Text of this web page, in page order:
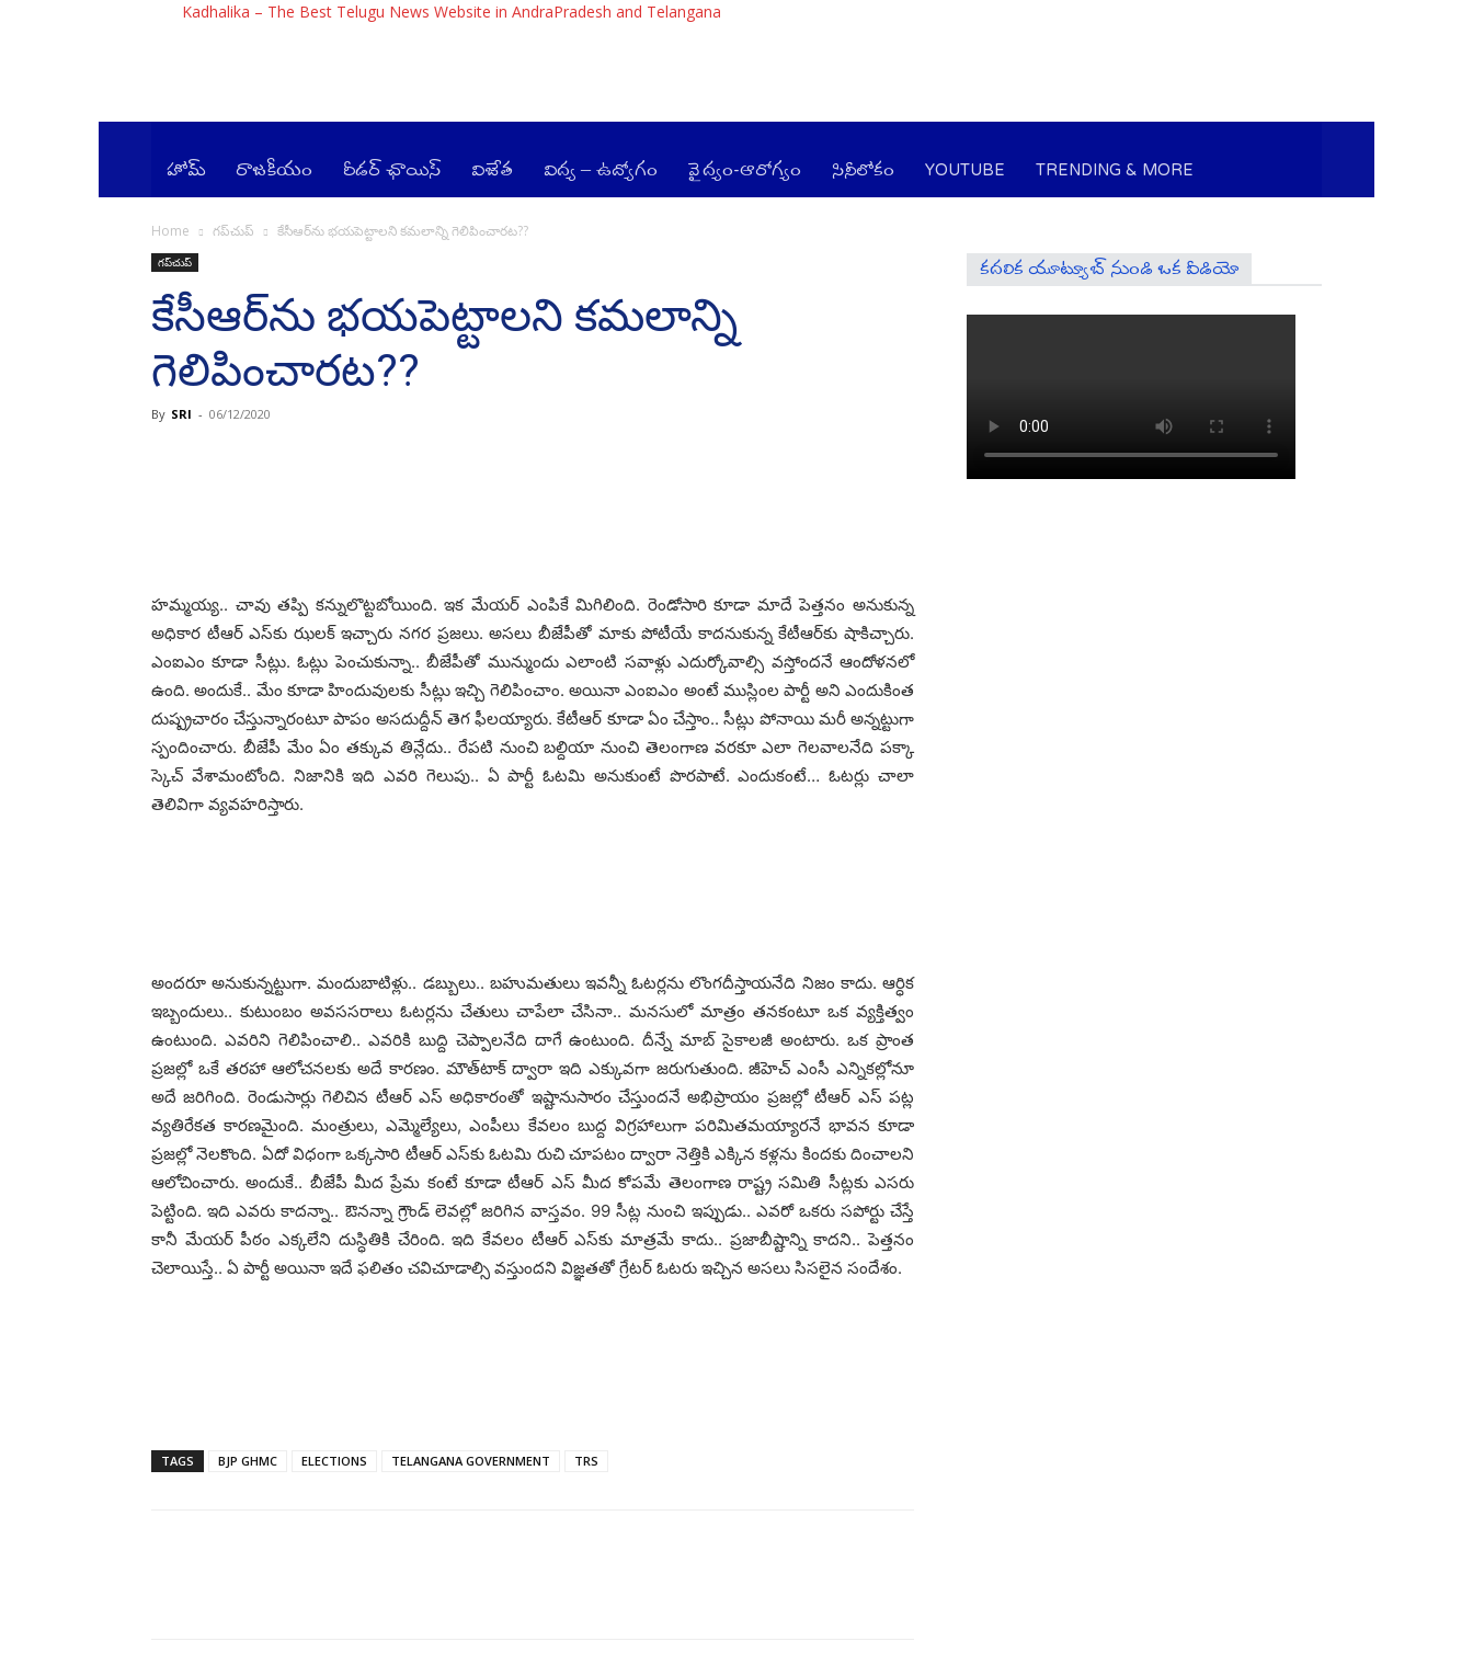
Kadhalika – The Best Telugu News Website in AndraPradesh and Telangana
హోమ్ రాజ‌కీయం రీడర్ ఛాయిస్ విజేత విద్య – ఉద్యోగం వైద్యం-ఆరోగ్యం సినీలోకం YOUTUBE TRENDING & MORE
Home గ‌ప్‌చుప్ కేసీఆర్‌ను భ‌య‌పెట్టాల‌ని క‌మ‌లాన్ని గెలిపించార‌ట‌??
గ‌ప్‌చుప్
కేసీఆర్‌ను భ‌య‌పెట్టాల‌ని క‌మ‌లాన్ని
గెలిపించార‌ట‌??
By SRI - 06/12/2020
హ‌మ్మ‌య్య‌.. చావు త‌ప్పి క‌న్నులొట్ట‌బోయింది. ఇక మేయ‌ర్ ఎంపికే మిగిలింది. రెండోసారి కూడా మాదే పెత్త‌నం అనుకున్న
అధికార టీఆర్ ఎస్‌కు ఝ‌ల‌క్ ఇచ్చారు న‌గ‌ర ప్ర‌జ‌లు. అస‌లు బీజేపీతో మాకు పోటీయే కాద‌నుకున్న కేటీఆర్‌కు షాకిచ్చారు.
ఎంఐఎం కూడా సీట్లు. ఓట్లు పెంచుకున్నా.. బీజేపీతో మున్ముందు ఎలాంటి స‌వాళ్లు ఎదుర్కోవాల్సి వ‌స్తోంద‌నే ఆందోళ‌న‌లో
ఉంది. అందుకే.. మేం కూడా హిందువుల‌కు సీట్లు ఇచ్చి గెలిపించాం. అయినా ఎంఐఎం అంటే ముస్లింల పార్టీ అని ఎందుకింత
దుష్ప్ర‌చారం చేస్తున్నారంటూ పాపం అస‌దుద్దీన్ తెగ ఫీల‌య్యారు. కేటీఆర్ కూడా ఏం చేస్తాం.. సీట్లు పోనాయి మ‌రీ అన్న‌ట్టుగా
స్పందించారు. బీజేపీ మేం ఏం త‌క్కువ తిన్లేదు.. రేప‌టి నుంచి బ‌ల్దియా నుంచి తెలంగాణ వ‌ర‌కూ ఎలా గెల‌వాల‌నేది ప‌క్కా
స్కెచ్ వేశామంటోంది. నిజానికి ఇది ఎవ‌రి గెలుపు.. ఏ పార్టీ ఓట‌మి అనుకుంటే పొర‌పాటే. ఎందుకంటే… ఓట‌ర్లు చాలా
తెలివిగా వ్య‌వ‌హ‌రిస్తారు.
అంద‌రూ అనుకున్న‌ట్టుగా. మందుబాటిళ్లు.. డ‌బ్బులు.. బ‌హుమ‌తులు ఇవ‌న్నీ ఓట‌ర్ల‌ను లొంగ‌దీస్తాయ‌నేది నిజం కాదు. ఆర్ధిక
ఇబ్బందులు.. కుటుంబం అవ‌స‌స‌రాలు ఓట‌ర్ల‌ను చేతులు చాపేలా చేసినా.. మ‌న‌సులో మాత్రం త‌న‌కంటూ ఒక వ్య‌క్తిత్వం
ఉంటుంది. ఎవ‌రిని గెలిపించాలి.. ఎవ‌రికి బుద్ది చెప్పాల‌నేది దాగే ఉంటుంది. దీన్నే మాబ్ సైకాల‌జీ అంటారు. ఒక ప్రాంత
ప్ర‌జ‌ల్లో ఒకే త‌ర‌హా ఆలోచ‌న‌ల‌కు అదే కార‌ణం. మౌత్‌టాక్ ద్వారా ఇది ఎక్కువ‌గా జ‌రుగుతుంది. జీహెచ్ ఎంసీ ఎన్నిక‌ల్లోనూ
అదే జ‌రిగింది. రెండుసార్లు గెలిచిన టీఆర్ ఎస్ అధికారంతో ఇష్టానుసారం చేస్తుంద‌నే అభిప్రాయం ప్ర‌జ‌ల్లో టీఆర్ ఎస్ ప‌ట్ల
వ్య‌తిరేక‌త కార‌ణ‌మైంది. మంత్రులు, ఎమ్మెల్యేలు, ఎంపీలు కేవ‌లం బుద్ద విగ్ర‌హాలుగా ప‌రిమిత‌మ‌య్యార‌నే భావ‌న కూడా
ప్ర‌జ‌ల్లో నెలకొంది. ఏదో విధంగా ఒక్క‌సారి టీఆర్ ఎస్‌కు ఓట‌మి రుచి చూప‌టం ద్వారా నెత్తికి ఎక్కిన క‌ళ్ల‌ను కింద‌కు దించాల‌ని
ఆలోచించారు. అందుకే.. బీజేపీ మీద ప్రేమ కంటే కూడా టీఆర్ ఎస్ మీద కోప‌మే తెలంగాణ రాష్ట్ర స‌మితి సీట్ల‌కు ఎస‌రు
పెట్టింది. ఇది ఎవ‌రు కాద‌న్నా.. ఔన‌న్నా గ్రౌండ్ లెవ‌ల్లో జ‌రిగిన వాస్త‌వం. 99 సీట్ల నుంచి ఇప్పుడు.. ఎవ‌రో ఒక‌రు స‌పోర్టు చేస్తే
కానీ మేయ‌ర్ పీఠం ఎక్క‌లేని దుస్ధితికి చేరింది. ఇది కేవ‌లం టీఆర్ ఎస్‌కు మాత్ర‌మే కాదు.. ప్ర‌జాబీష్టాన్ని కాద‌ని.. పెత్త‌నం
చెలాయిస్తే.. ఏ పార్టీ అయినా ఇదే ఫ‌లితం చ‌విచూడాల్సి వ‌స్తుంద‌ని విజ్ఞ‌త‌తో గ్రేట‌ర్ ఓట‌రు ఇచ్చిన అస‌లు సిస‌లైన సందేశం.
TAGS BJP GHMC ELECTIONS TELANGANA GOVERNMENT TRS
కదలిక యూట్యూబ్ నుండి ఒక వీడియో